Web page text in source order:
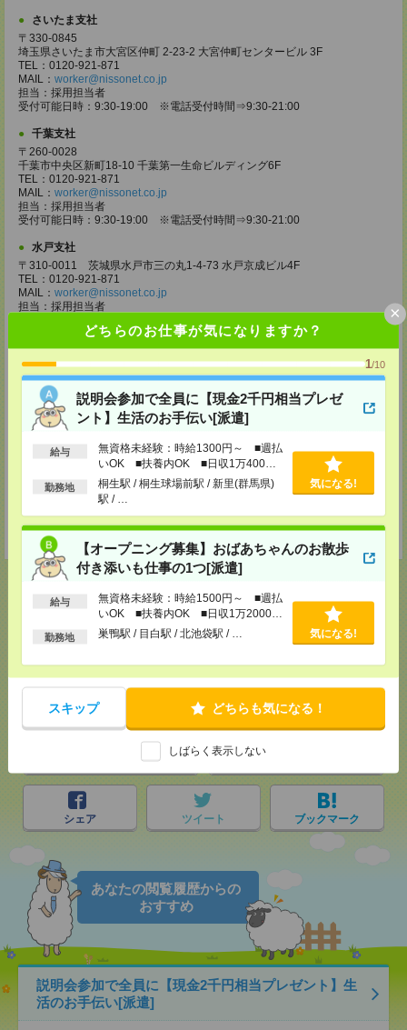
どちらのお仕事が気になりますか？
1/10
説明会参加で全員に【現金2千円相当プレゼ
ント】生活のお手伝い[派遣]
給与
無資格未経験：時給1300円～ ■週払
いOK ■扶養内OK ■日収1万400円
以上
勤務地
桐生駅 / 桐生球場前駅 / 新里(群馬県)
駅 / …
気になる!
【オープニング募集】おばあちゃんのお散歩
付き添いも仕事の1つ[派遣]
給与
無資格未経験：時給1500円～ ■週払
いOK ■扶養内OK ■日収1万2000円
以上
勤務地 巣鴨駅 / 目白駅 / 北池袋駅 / … 気になる!
スキップ どちらも気になる！
しばらく表示しない
×
さいたま支社
〒330-0845
埼玉県さいたま市大宮区仲町 2-23-2 大宮仲町センタービル 3F
TEL：0120-921-871
MAIL： worker@nissonet.co.jp
担当：採用担当者
受付可能日時：9:30-19:00 ※電話受付時間⇒9:30-21:00
千葉支社
〒260-0028
千葉市中央区新町18-10 千葉第一生命ビルディング6F
TEL：0120-921-871
MAIL： worker@nissonet.co.jp
担当：採用担当者
受付可能日時：9:30-19:00 ※電話受付時間⇒9:30-21:00
水戸支社
〒310-0011 茨城県水戸市三の丸1-4-73 水戸京成ビル4F
TEL：0120-921-871
MAIL： worker@nissonet.co.jp
担当：採用担当者
宇都宮支社
〒320-0811 栃木県宇都宮市大通り1-2-11 フコク生命ビル4F
TEL：0120-921-871
MAIL： worker@nissonet.co.jp
担当：採用担当者
受付可能日時：9:30-19:00 ※電話受付時間⇒9:30-21:00
高崎支社
埼玉県さいたま市大宮区仲町2-23-2 大宮仲町センタービル3F（さいたま
支社内）
TEL：0120-921-871
worker@nissonet.co.jp
担当：採用担当者
受付可能日時：9:30-19:00 ※電話受付時間⇒9:30-21:00
応募ページへ
で送る LINE
シェア ツイート ブックマーク
あなたの閲覧履歴からの
おすすめ
説明会参加で全員に【現金2千円相当プレゼント】生
活のお手伝い[派遣]